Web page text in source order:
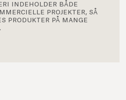
indeholder både
projekter, så
produkter på mange